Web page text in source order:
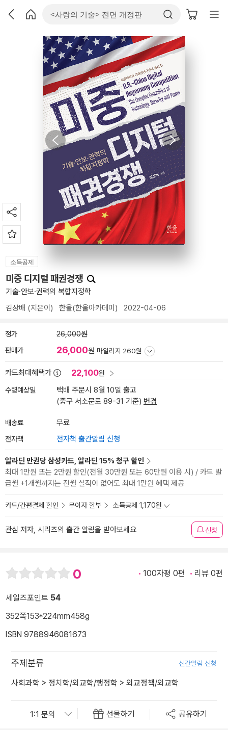
소득공제
미중 디지털 패권경쟁
기술·안보·권력의 복합지정학
김상배 (지은이) 한울(한울아카데미) 2022-04-06
정가 26,000원
판매가 26,000원 마일리지 260원
카드최대혜택가 22,100원
수령예상일
택배 주문시 8월 10일 출고
(중구 서소문로 89-31 기준) 변경
배송료 무료
전자책 전자책 출간알림 신청
알라딘 만권당 삼성카드, 알라딘 15% 청구 할인
최대 1만원 또는 2만원 할인(전월 30만원 또는 60만원 이용 시) / 카드 발
급월 +1개월까지는 전월 실적이 없어도 최대 1만원 혜택 제공
카드/간편결제 할인 무이자 할부 소득공제 1,170원
관심 저자, 시리즈의 출간 알림을 받아보세요 신청
0 100자평 0편 리뷰 0편
세일즈포인트 54
352쪽153*224mm458g
ISBN 9788946081673
주제분류 신간알림 신청
사회과학 > 정치학/외교학/행정학 > 외교정책/외교학
선물하기 공유하기